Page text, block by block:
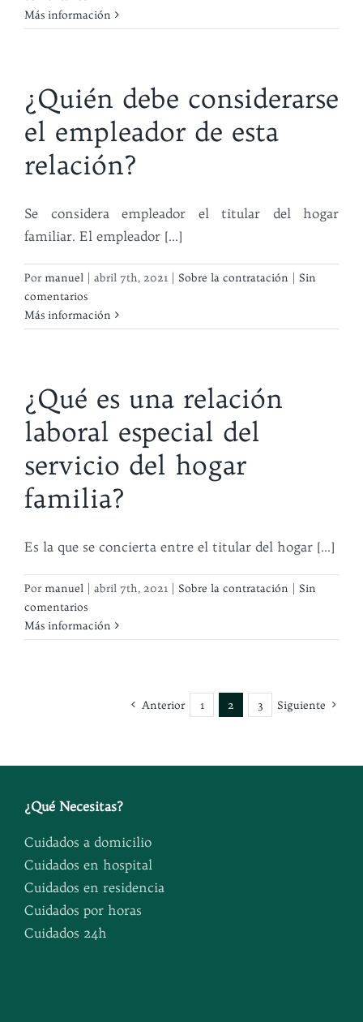
Más información
¿Quién debe considerarse
el empleador de esta
relación?
Se considera empleador el titular del hogar
familiar. El empleador [...]
Por manuel abril 7th, 2021 Sobre la contratación
Sin
comentarios
Más información
¿Qué es una relación
laboral especial del
servicio del hogar
familia?
Es la que se concierta entre el titular del hogar [...]
Por manuel abril 7th, 2021 Sobre la contratación
Sin
comentarios
Más información
Anterior 1 2 3 Siguiente
¿Qué Necesitas?
Cuidados a domicilio
Cuidados en hospital
Cuidados en residencia
Cuidados por horas
Cuidados 24h